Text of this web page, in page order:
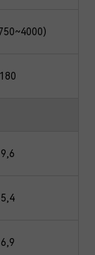
алғандағы
емес.
180
9,6
5,4
6,9